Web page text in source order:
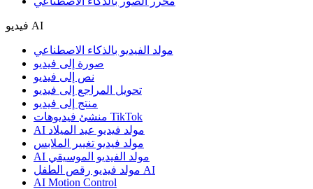
فيديو AI
مولد الفيديو بالذكاء الاصطناعي
صورة إلى فيديو
نص إلى فيديو
تحويل المراجع إلى فيديو
منتج إلى فيديو
منشئ فيديوهات TikTok
AI مولد فيديو عيد الميلاد
مولد فيديو تغيير الملابس
AI مولد الفيديو الموسيقي
مولد فيديو رقص الطفل AI
AI Motion Control